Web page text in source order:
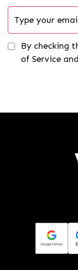
By checking
of Service